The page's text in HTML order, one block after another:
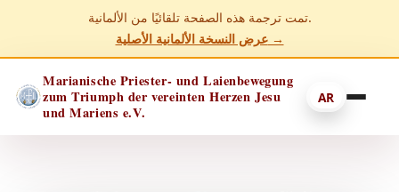
تمت ترجمة هذه الصفحة تلقائيًا من الألمانية.
عرض النسخة الألمانية الأصلية →
Marianische Priester- und Laienbewegung
zum Triumph der vereinten Herzen Jesu
und Mariens e.V.
AR